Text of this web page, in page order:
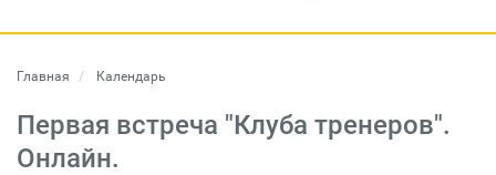
Главная Календарь
Первая встреча "Клуба тренеров".
Онлайн.